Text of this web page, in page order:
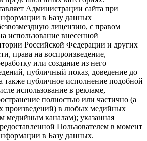
Администрации сайта при
в Базу данных
лицензию, с правом
использование внесенной
Российской Федерации и других
права на воспроизведение,
или создание из него
публичный показ, доведение до
также публичное исполнение подобной
использование в рекламе,
полностью или частично (а
произведений) в любых медийных
медийным каналам); указанная
Пользователем в момент
в Базу данных.